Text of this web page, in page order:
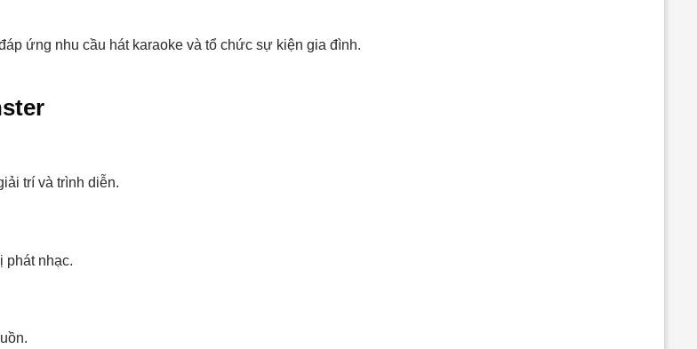
ứng nhu cầu hát karaoke và tổ chức sự kiện gia đình.
trí và trình diễn.
phát nhạc.